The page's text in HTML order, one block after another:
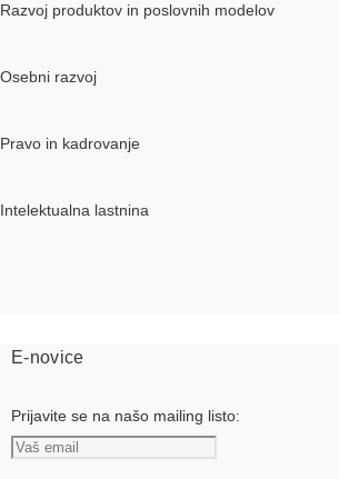
Razvoj produktov in poslovnih modelov
Osebni razvoj
Pravo in kadrovanje
Intelektualna lastnina
E-novice
Prijavite se na našo mailing listo: